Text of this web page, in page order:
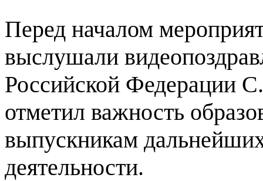
Перед началом
выслушали
Российской Федерации
отметил важность
выпускникам
деятельности.